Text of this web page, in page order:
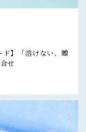
ド】「溶けない、贈
せ